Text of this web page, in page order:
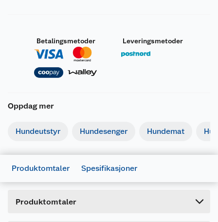
Betalingsmetoder Leveringsmetoder
Oppdag mer
Hundeutstyr Hundesenger Hundemat
Produktomtaler Spesifikasjoner
Produktomtaler
Generelt